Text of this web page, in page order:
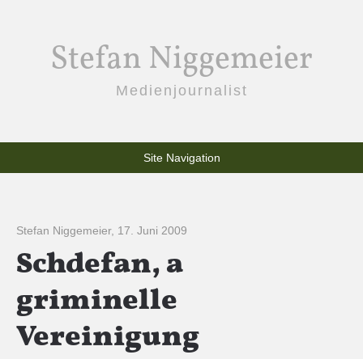
Stefan Niggemeier
Medienjournalist
Site Navigation
Stefan Niggemeier, 17. Juni 2009
Schdefan, a
griminelle
Vereinigung